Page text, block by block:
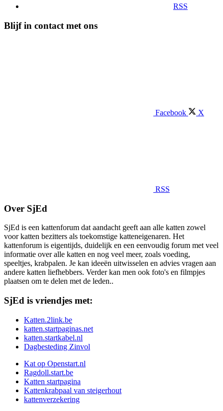
RSS
Blijf in contact met ons
Facebook X
RSS
Over SjEd
SjEd is een kattenforum dat aandacht geeft aan alle katten zowel
voor katten bezitters als toekomstige katteneigenaren. Het
kattenforum is eigentijds, duidelijk en een eenvoudig forum met veel
informatie over alle katten en nog veel meer, zoals voeding,
speeltjes, krabpalen. Je kan ideeën uitwisselen en advies vragen aan
andere katten liefhebbers. Verder kan men ook foto's en filmpjes
plaatsen om te delen met de leden..
SjEd is vriendjes met:
Katten.2link.be
katten.startpaginas.net
katten.startkabel.nl
Dagbesteding Zinvol
Kat op Openstart.nl
Ragdoll.start.be
Katten startpagina
Kattenkrabpaal van steigerhout
kattenverzekering